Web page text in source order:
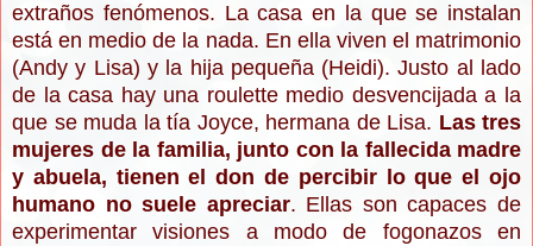
extraños fenómenos. La casa en la que se instalan
está en medio de la nada. En ella viven el matrimonio
(Andy y Lisa) y la hija pequeña (Heidi). Justo al lado
de la casa hay una roulette medio desvencijada a la
que se muda la tía Joyce, hermana de Lisa. Las tres
mujeres de la familia, junto con la fallecida madre
y abuela, tienen el don de percibir lo que el ojo
humano no suele apreciar. Ellas son capaces de
experimentar visiones a modo de fogonazos en